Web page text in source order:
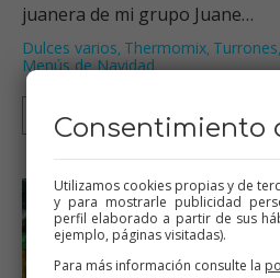
juanera de mi grupo Juane…
Dulces varios, Thermomix, Turrones,
Menús de Navidad
Thermomix Tradicional
Consentimiento
Utilizamos cookies propias y de
y para mostrarle publicidad
perfil elaborado a partir de sus
ejemplo, páginas visitadas).
Para más información consulte la